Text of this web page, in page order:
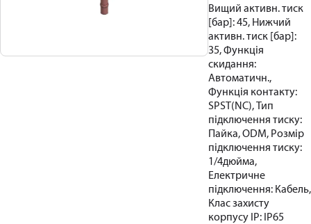
Вищий активн. тиск
[бар]: 45, Нижчий
активн. тиск [бар]:
35, Функція
скидання:
Автоматичн.,
Функція контакту:
SPST(NC), Тип
підключення тиску:
Пайка, ODM, Розмір
підключення тиску:
1/4дюйма,
Електричне
підключення: Кабель,
Клас захисту
корпусу IP: IP65